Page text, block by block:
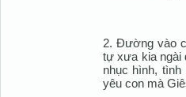
2. Đường vào
tự xưa kia ngài
nhục hình,
yêu con mà